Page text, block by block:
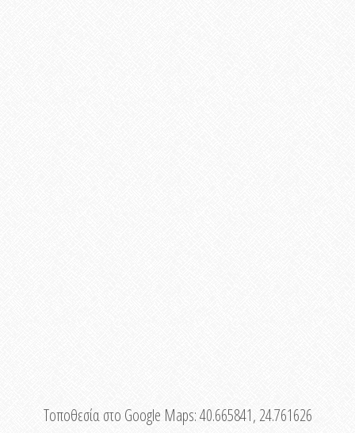
Τοποθεσία στο Google Maps:40.665841, 24.761626